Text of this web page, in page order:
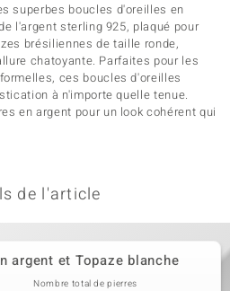
superbes boucles d'oreilles en
l'argent sterling 925, plaqué pour
brésiliennes de taille ronde,
chatoyante. Parfaites pour les
ces boucles d'oreilles
à n'importe quelle tenue.
en argent pour un look cohérent qui
de l'article
argent et Topaze blanche
Nombre total de pierres